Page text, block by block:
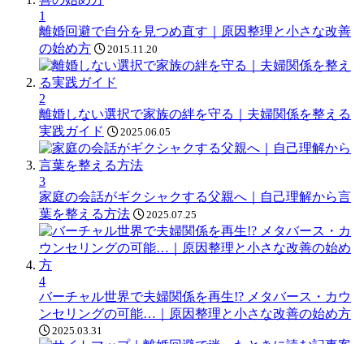
1
離婚回避で自分を見つめ直す｜原因整理と小さな改善
の始め方
2015.11.20
2
離婚しない選択で家族の絆を守る｜夫婦関係を整える
実践ガイド
2025.06.05
3
家庭の会話がギクシャクする父親へ｜自己理解から言
葉を整える方法
2025.07.25
4
バーチャル世界で夫婦関係を再生!? メタバース・カウ
ンセリングの可能…｜原因整理と小さな改善の始め方
2025.03.31